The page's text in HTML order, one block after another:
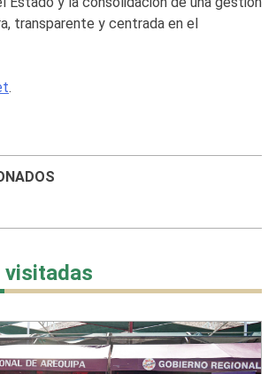
transparente y centrada en el
.
visitadas